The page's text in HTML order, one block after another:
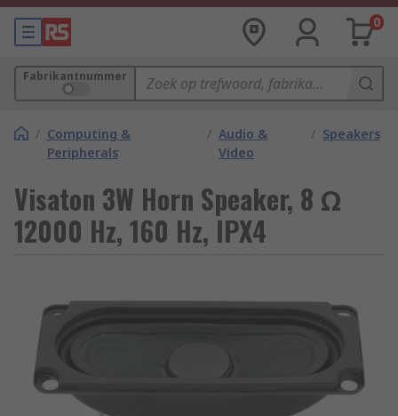
0
Fabrikantnummer
/ Computing &
Peripherals
/ Audio &
Video
/ Speakers
Visaton 3W Horn Speaker, 8 Ω
12000 Hz, 160 Hz, IPX4